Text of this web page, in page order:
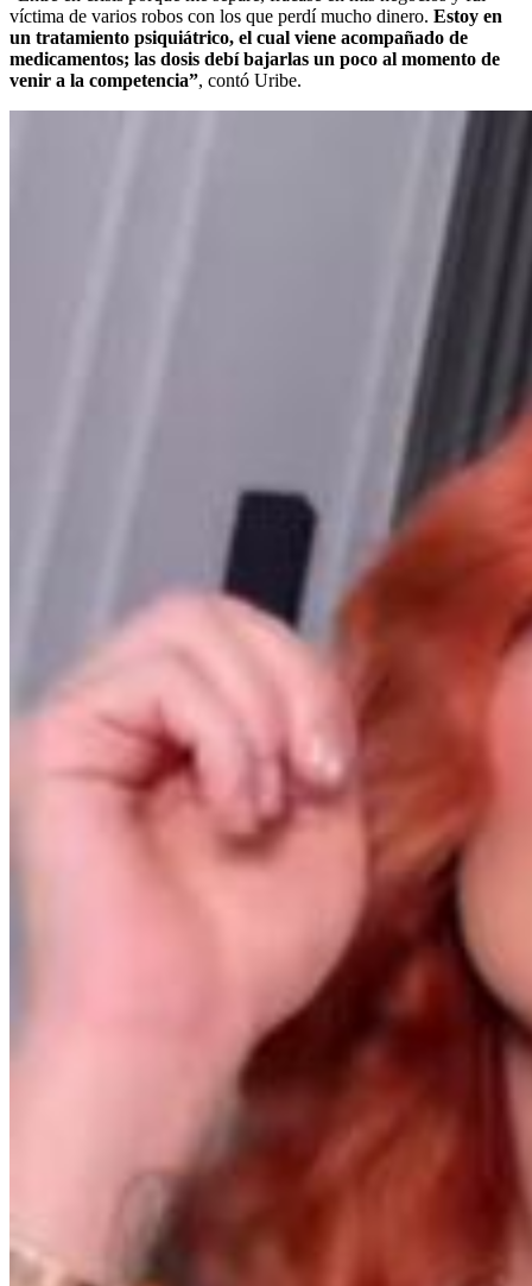
víctima de varios robos con los que perdí mucho dinero. Estoy en
un tratamiento psiquiátrico, el cual viene acompañado de
medicamentos; las dosis debí bajarlas un poco al momento de
venir a la competencia”, contó Uribe.